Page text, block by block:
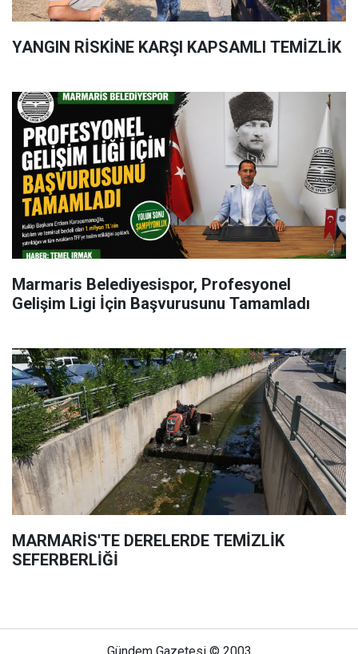
YANGIN RİSKİNE KARŞI KAPSAMLI TEMİZLİK
Marmaris Belediyesispor, Profesyonel
Gelişim Ligi İçin Başvurusunu Tamamladı
MARMARİS'TE DERELERDE TEMİZLİK
SEFERBERLİĞİ